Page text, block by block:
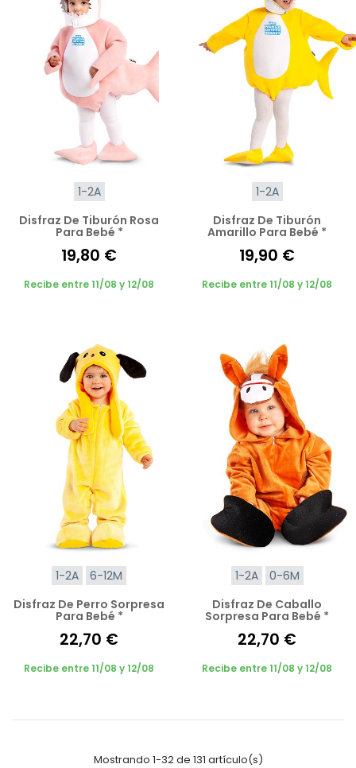
1-2A
Disfraz De Tiburón Rosa
Para Bebé *
19,80 €
Recibe entre 11/08 y 12/08
1-2A
Disfraz De Tiburón
Amarillo Para Bebé *
19,90 €
Recibe entre 11/08 y 12/08
1-2A
6-12M
Disfraz De Perro Sorpresa
Para Bebé *
22,70 €
Recibe entre 11/08 y 12/08
1-2A
0-6M
Disfraz De Caballo
Sorpresa Para Bebé *
22,70 €
Recibe entre 11/08 y 12/08
Mostrando 1-32 de 131 artículo(s)